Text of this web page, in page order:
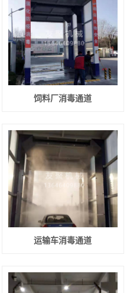
饲料厂消毒通道
运输车消毒通道